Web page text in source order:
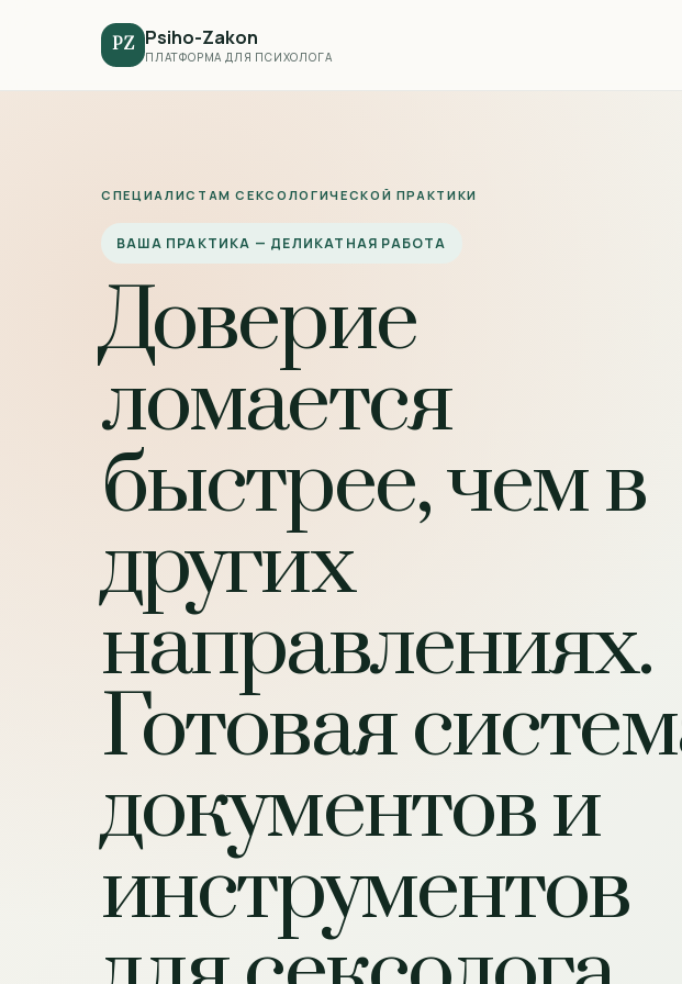
PZ Psiho-Zakon
ПЛАТФОРМА ДЛЯ ПСИХОЛОГА
СПЕЦИАЛИСТАМ СЕКСОЛОГИЧЕСКОЙ ПРАКТИКИ
ВАША ПРАКТИКА — ДЕЛИКАТНАЯ РАБОТА
Доверие
ломается
быстрее, чем в
других
направлениях.
Готовая
документов и
инструментов